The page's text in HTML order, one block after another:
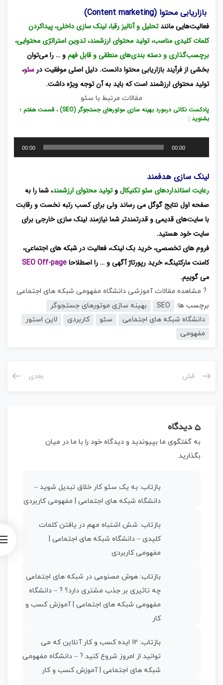
بازاریابی محتوا (Content marketing)
فعالیت‌هایی مانندتحلیل و آنالیز رقبا، لینک سازی داخلی، پیداکردن
کلمات کلیدی مناسب، تولید محتوای ارزشمند، تدوین استراتژی محتوایی،
برچسب‌گذاری و دسته بندی‌های منطقی و قابل فهمو … را می‌توان
بخشی از فرآیند بازاریابی محتوا دانست. دلیل اصلی موفقیت در سئو،
تولید محتوای ارزشمند است که باید به آن توجه ویژه‌ داشت.
مقالات مرتبط با سئو
پادکست نکاتی درمورد بهینه سازی موتورهای جستجوگر (SEO) ، قسمت هفتم ؛
بشنوید :
پخش‌کننده
صوت
00:00
00:00
لینک سازی هدفمند
رعایت استانداردهای سئو تکنیکالوتولید محتوای ارزشمند، شما را به
صفحه اول نتایج گوگل می رساند ولی برای کسب رتبه نخست و رقابت
با سایت‌های قدیمی‌ و قدرتمندتر شما نیازمند لینک سازی خارجی برای
سایت خود هستید.
فروم های تخصصی، خرید بک لینک، فعالیت در شبکه های اجتماعی،
کامنت مارکتینگ، خرید رپورتاژ آگهی و … را اصطلاحاSEO Off-page
می گوییم.
? مشاهده مقالات آموزشی دانشگاه مفهومی شبکه های اجتماعی
برچسب ها: SEO
بهینه سازی موتورهای جستجوگر
دانشگاه شبکه های اجتماعی
سئو کاربردی
لاین استور
مفهومی
قبلی بعدی
5 دیدگاه
به گفتگوی ما بپیوندید و دیدگاه خود را با ما در میان
بگذارید.
بازتاب: به یک سئو کار خلاق تبدیل شوید –
دانشگاه شبکه های اجتماعی | مفهومی کاربردی
بازتاب: شش اشتباه مهم در یافتن کلمات
کلیدی – دانشگاه شبکه های اجتماعی |
مفهومی کاربردی
بازتاب: هوش مصنوعی در شبکه های اجتماعی
چه تاثیری بر جذب مشتری دارد؟ ? – دانشگاه
مفهومی شبکه های اجتماعی | آموزش کسب و
کار
بازتاب:
12 ایده کسب و کار آنلاین که می
توانید از امروز شروع کنید ? – دانشگاه مفهومی
شبکه های اجتماعی | آموزش کسب و کار